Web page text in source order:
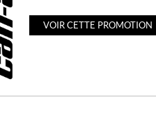
VOIR CETTE PROMOTION